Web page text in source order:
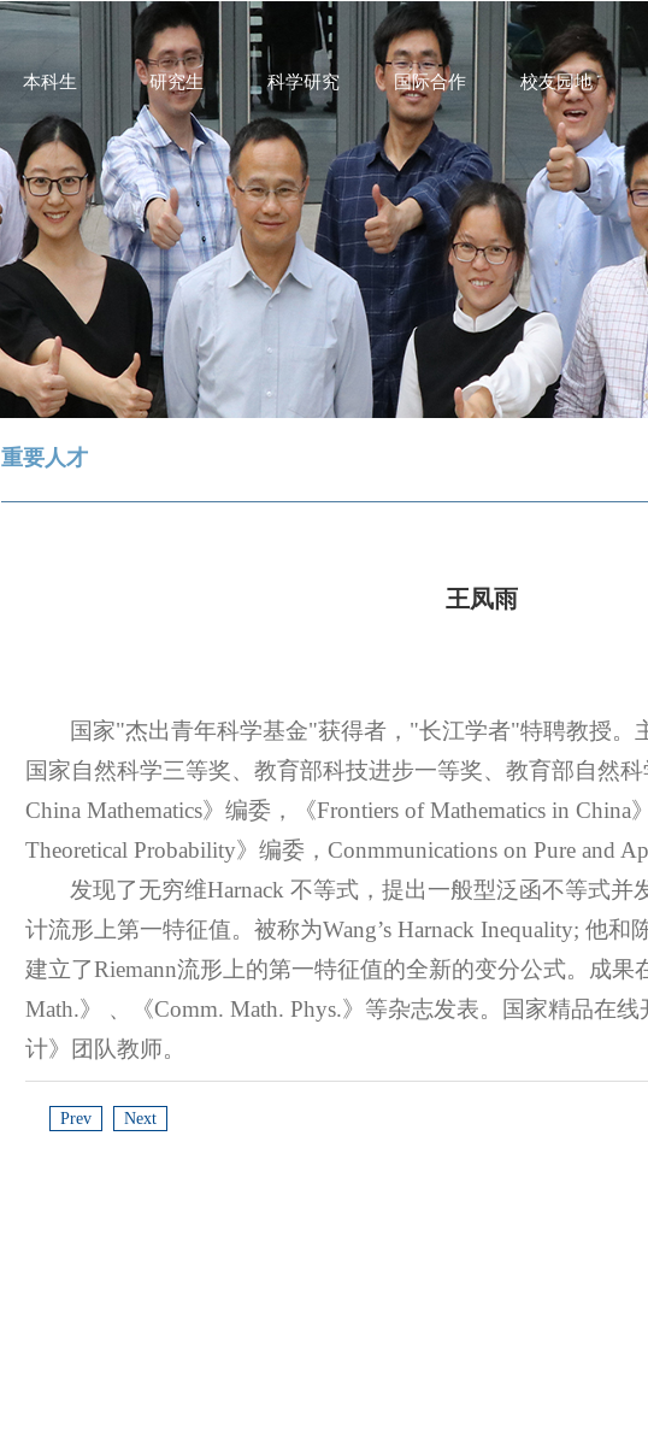
本科生 研究生 科学研究 国际合作 校友园地
重要人才
王凤雨
国家"杰出青年科学基金"获得者，"长江学者"特聘教授。
国家自然科学三等奖、教育部科技进步一等奖、教育部自然科
China Mathematics》编委，《Frontiers of Mathematics in China
Theoretical Probability》编委，Conmmunications on Pure and
发现了无穷维Harnack 不等式，提出一般型泛函不等式
计流形上第一特征值。被称为Wang’s Harnack Inequality; 他
建立了Riemann流形上的第一特征值的全新的变分公式。成果
Math.》 、《Comm. Math. Phys.》等杂志发表。国家精品在
计》团队教师。
Prev Next